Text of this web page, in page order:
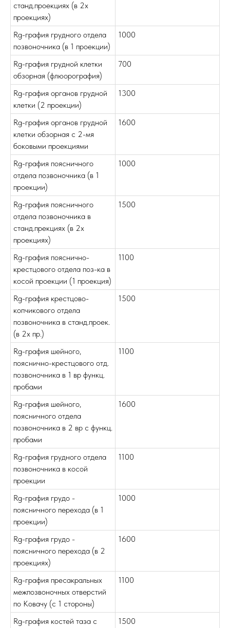
станд.проекциях (в 2х
проекциях)
Rg-графия грудного отдела
позвоночника (в 1 проекции)
1000
Rg-графия грудной клетки
обзорная (флюорография)
700
Rg-графия органов грудной
клетки (2 проекции)
1300
Rg-графия органов грудной
клетки обзорная с 2-мя
боковыми проекциями
1600
Rg-графия поясничного
отдела позвоночника (в 1
проекции)
1000
Rg-графия поясничного
отдела позвоночника в
станд.прекциях (в 2х
проекциях)
1500
Rg-графия пояснично-
крестцового отдела поз-ка в
косой проекции (1 проекция)
1100
Rg-графия крестцово-
копчикового отдела
позвоночника в станд.проек.
(в 2х пр.)
1500
Rg-графия шейного,
пояснично-крестцового отд.
позвоночника в 1 вр функц.
пробами
1100
Rg-графия шейного,
поясничного отдела
позвоночника в 2 вр с функц.
пробами
1600
Rg-графия грудного отдела
позвоночника в косой
проекции
1100
Rg-графия грудо -
поясничного перехода (в 1
проекции)
1000
Rg-графия грудо -
поясничного перехода (в 2
проекциях)
1600
Rg-графия пресакральных
межпозвоночных отверстий
по Ковачу (с 1 стороны)
1100
Rg-графия костей таза с
1500